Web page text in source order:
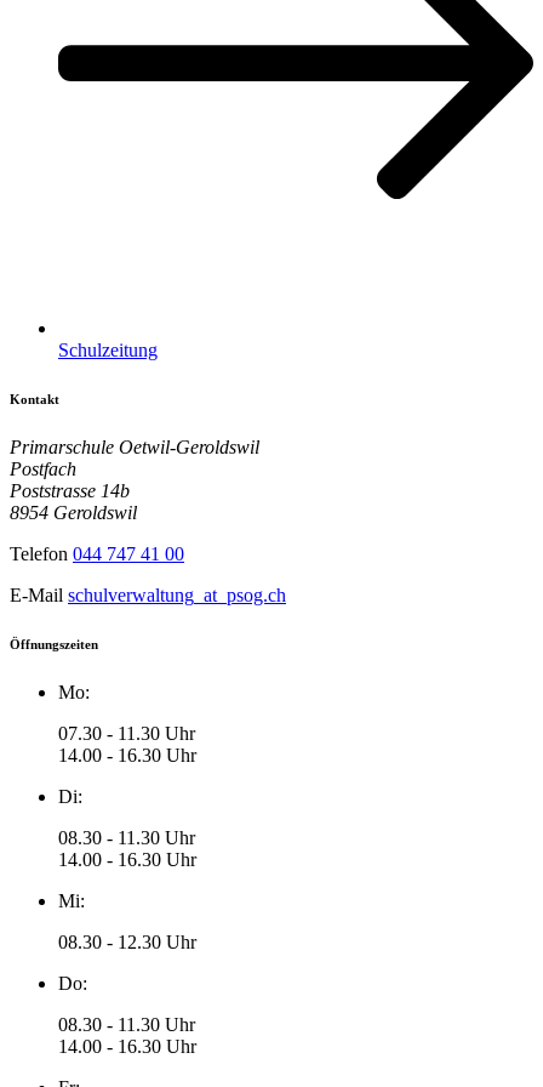
Schulzeitung
Kontakt
Primarschule Oetwil-Geroldswil
Postfach
Poststrasse 14b
8954 Geroldswil
Telefon 044 747 41 00
E-Mail schulverwaltung _at_ psog.ch
Öffnungszeiten
Mo:
07.30 - 11.30 Uhr
14.00 - 16.30 Uhr
Di:
08.30 - 11.30 Uhr
14.00 - 16.30 Uhr
Mi:
08.30 - 12.30 Uhr
Do:
08.30 - 11.30 Uhr
14.00 - 16.30 Uhr